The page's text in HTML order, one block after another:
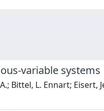
variable systems
Bittel, L. Ennart;